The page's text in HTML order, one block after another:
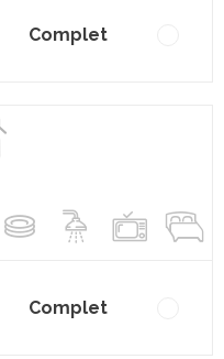
Complet
Complet